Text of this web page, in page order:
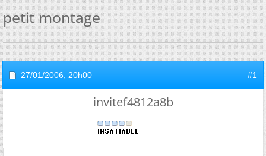
petit montage
27/01/2006, 20h00 #1
invitef4812a8b